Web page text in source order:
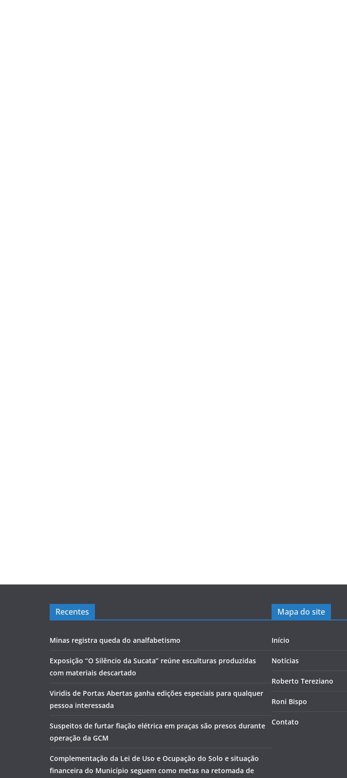
Recentes
Minas registra queda do analfabetismo
Exposição “O Silêncio da Sucata” reúne esculturas produzidas
com materiais descartado
Viridis de Portas Abertas ganha edições especiais para qualquer
pessoa interessada
Suspeitos de furtar fiação elétrica em praças são presos durante
operação da GCM
Complementação da Lei de Uso e Ocupação do Solo e situação
financeira do Município seguem como metas na retomada de
Mapa do site
Início
Notícias
Roberto Tereziano
Roni Bispo
Contato